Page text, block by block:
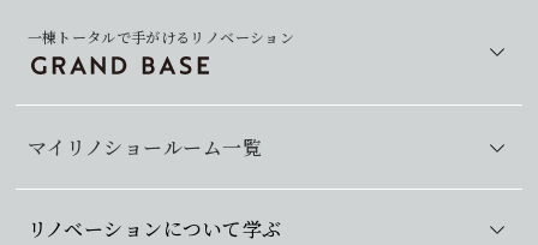
マイリノショールーム一覧
一棟トータルで手がけるリノベーション
リノベーションについて学ぶ